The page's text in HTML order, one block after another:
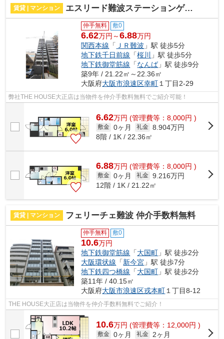
賃貸 | マンション エスリード難波ステーションゲートノーステラス 仲介手数料無料
仲手無料 敷0
6.62万円～6.88万円
関西本線 「 ＪＲ難波 」駅 徒歩5分
地下鉄千日前線 「桜川
」駅 徒歩5分
地下鉄御堂筋線 「なんば」駅 徒歩9分
築9年 / 21.22㎡～22.36㎡
大阪府大阪市浪速区幸町 １丁目2-29
弊社THE HOUSE大正店は当物件を仲介手数料無料でご紹介可能！
6.62万円 (管理費等：8,000円 )
敷金 0ヶ月 礼金 8.904万円
8階 / 1K / 22.36㎡
6.88万円 (管理費等：8,000円 )
敷金 0ヶ月 礼金 9.216万円
12階 / 1K / 21.22㎡
賃貸 | マンション フェリーチェ難波 仲介手数料無料
仲手無料 敷0
10.6万円
地下鉄御堂筋線 「大国町 」駅 徒歩2分
大阪環状線 「新今宮 」駅 徒歩7分
地下鉄四つ橋線 「大国町 」駅 徒歩2分
築11年 / 40.15㎡
大阪府大阪市浪速区戎本町 １丁目8-12
THE HOUSE大正店は当物件を仲介手数料無料でご紹介！
10.6万円 (管理費等：12,000円 )
敷金 0ヶ月 礼金
2ヶ月